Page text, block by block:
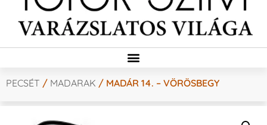
PECSÉT / MADARAK / MADÁR 14. – VÖRÖSBEGY